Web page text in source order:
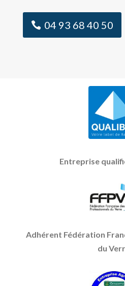
04 93 68 40 50
Entreprise
Adhérent Fédération
du